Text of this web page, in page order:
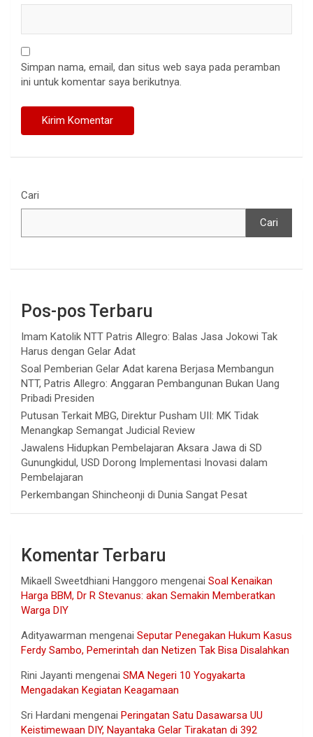
Simpan nama, email, dan situs web saya pada peramban
ini untuk komentar saya berikutnya.
Cari
Cari
Pos-pos Terbaru
Imam Katolik NTT Patris Allegro: Balas Jasa Jokowi Tak
Harus dengan Gelar Adat
Soal Pemberian Gelar Adat karena Berjasa Membangun
NTT, Patris Allegro: Anggaran Pembangunan Bukan Uang
Pribadi Presiden
Putusan Terkait MBG, Direktur Pusham UII: MK Tidak
Menangkap Semangat Judicial Review
Jawalens Hidupkan Pembelajaran Aksara Jawa di SD
Gunungkidul, USD Dorong Implementasi Inovasi dalam
Pembelajaran
Perkembangan Shincheonji di Dunia Sangat Pesat
Komentar Terbaru
Mikaell Sweetdhiani Hanggoro mengenai Soal Kenaikan
Harga BBM, Dr R Stevanus: akan Semakin Memberatkan
Warga DIY
Adityawarman mengenai Seputar Penegakan Hukum Kasus
Ferdy Sambo, Pemerintah dan Netizen Tak Bisa Disalahkan
Rini Jayanti mengenai SMA Negeri 10 Yogyakarta
Mengadakan Kegiatan Keagamaan
Sri Hardani mengenai Peringatan Satu Dasawarsa UU
Keistimewaan DIY, Nayantaka Gelar Tirakatan di 392